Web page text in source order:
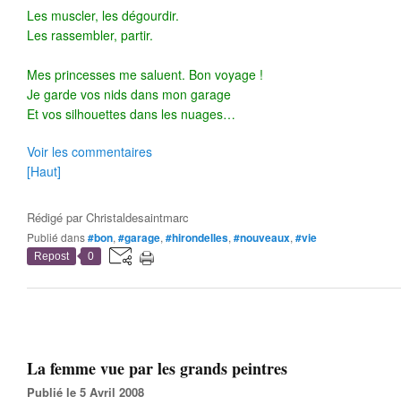
Les muscler, les dégourdir.
Les rassembler, partir.
Mes princesses me saluent. Bon voyage !
Je garde vos nids dans mon garage
Et vos silhouettes dans les nuages…
Voir les commentaires
[Haut]
Rédigé parChristaldesaintmarc
Publié dans#bon, #garage, #hirondelles, #nouveaux, #vie
Repost 0
La femme vue par les grands peintres
Publié le 5 Avril 2008